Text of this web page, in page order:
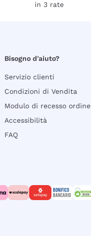
in 3 rate
Bisogno d'aiuto?
Servizio clienti
Condizioni di Vendita
Modulo di recesso ordine
Accessibilità
FAQ